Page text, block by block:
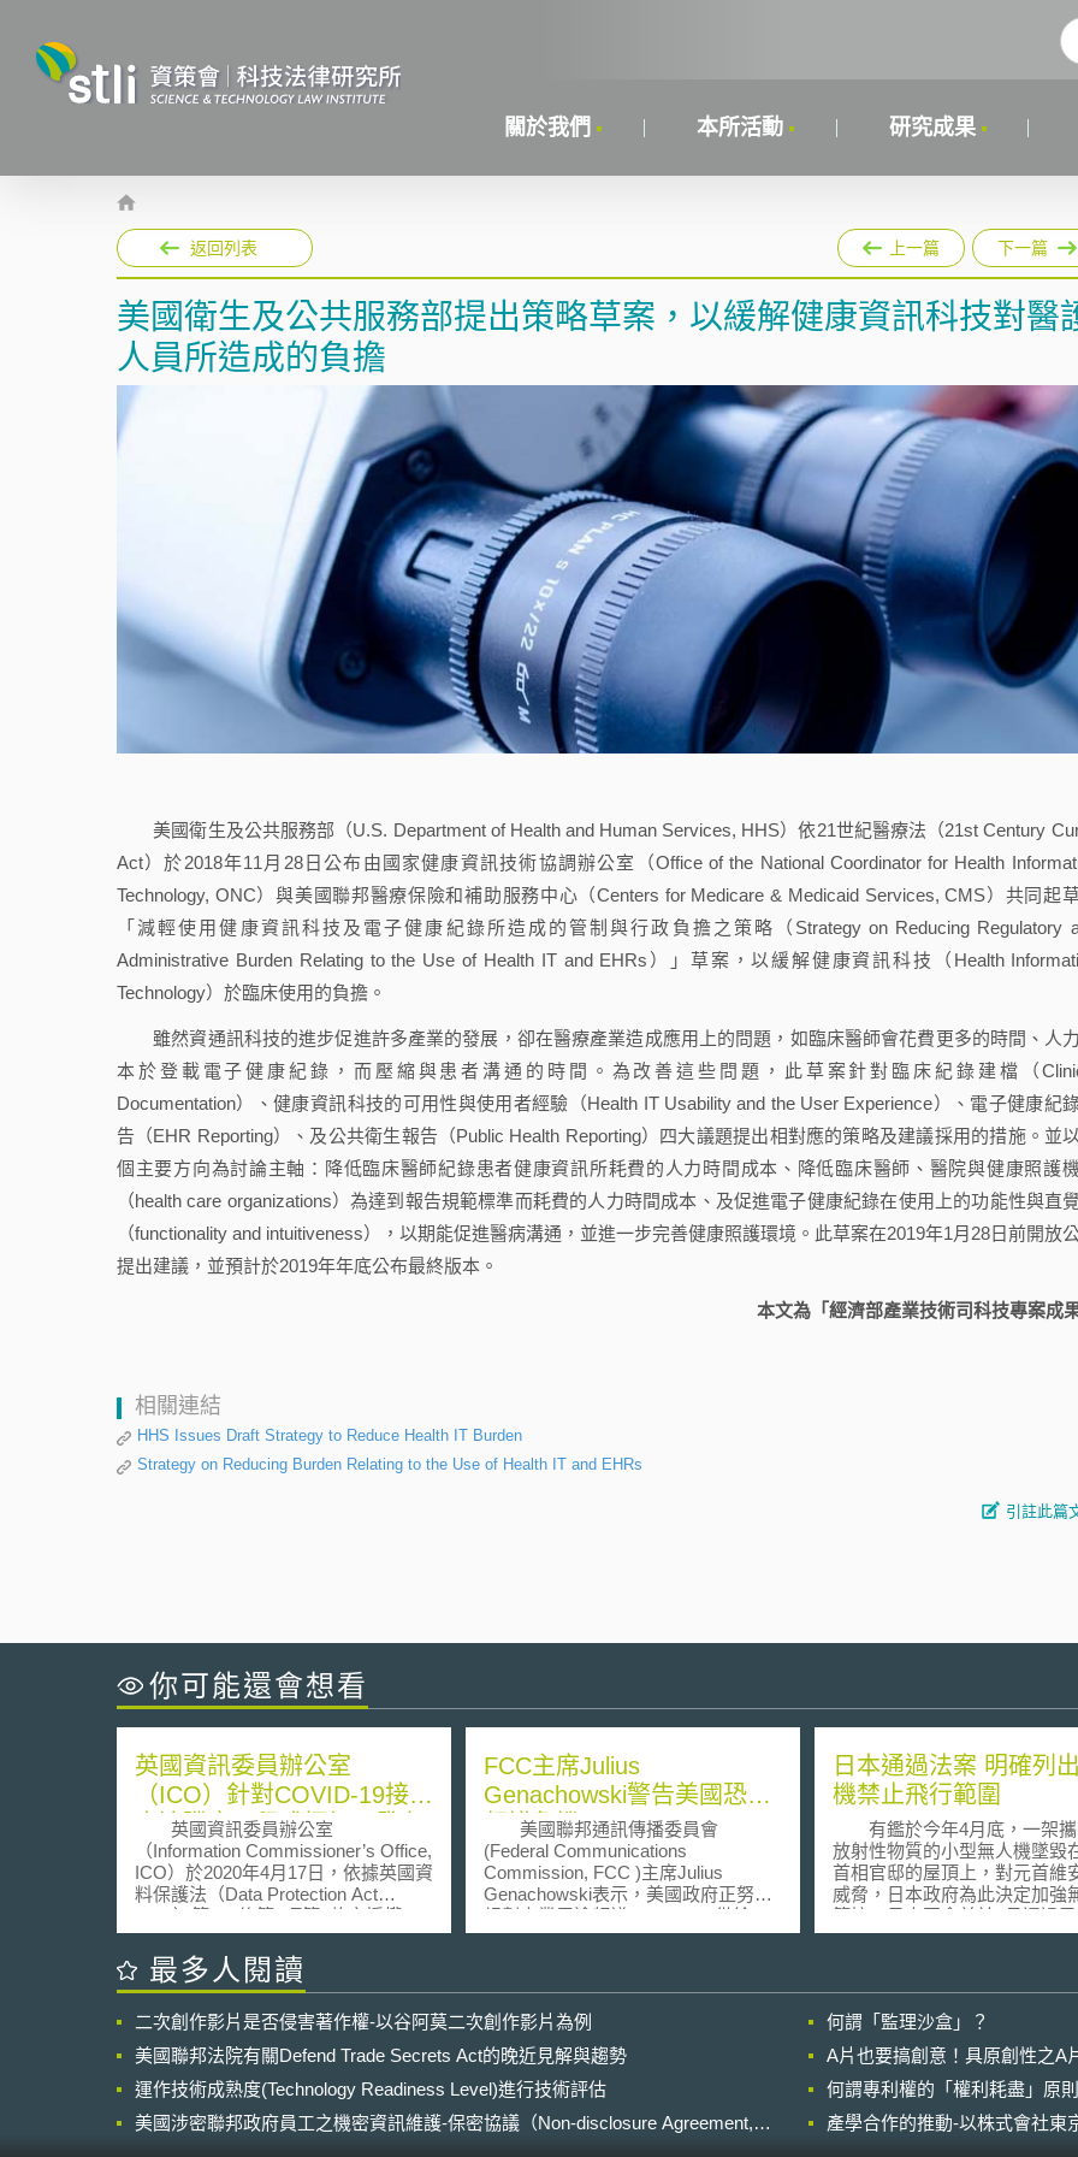
關於我們 本所活動 研究成果
返回列表 上一篇 下一篇
美國衛生及公共服務部提出策略草案，以緩解健康資訊科技對醫
人員所造成的負擔
美國衛生及公共服務部（U.S. Department of Health and Human Services, HHS）依21世紀醫療法（21st Century
Act）於2018年11月28日公布由國家健康資訊技術協調辦公室（Office of the National Coordinator for Health
Technology, ONC）與美國聯邦醫療保險和補助服務中心（Centers for Medicare & Medicaid Services, CMS）共同起
「減輕使用健康資訊科技及電子健康紀錄所造成的管制與行政負擔之策略（Strategy on Reducing Regulatory
Administrative Burden Relating to the Use of Health IT and EHRs）」草案，以緩解健康資訊科技（Health
Technology）於臨床使用的負擔。
雖然資通訊科技的進步促進許多產業的發展，卻在醫療產業造成應用上的問題，如臨床醫師會花費更多的時間、人
本於登載電子健康紀錄，而壓縮與患者溝通的時間。為改善這些問題，此草案針對臨床紀錄建檔（
Documentation）、健康資訊科技的可用性與使用者經驗（Health IT Usability and the User Experience）、電子健康紀
告（EHR Reporting）、及公共衛生報告（Public Health Reporting）四大議題提出相對應的策略及建議採用的措施。並
個主要方向為討論主軸：降低臨床醫師紀錄患者健康資訊所耗費的人力時間成本、降低臨床醫師、醫院與健康照護
（health care organizations）為達到報告規範標準而耗費的人力時間成本、及促進電子健康紀錄在使用上的功能性與直
（functionality and intuitiveness），以期能促進醫病溝通，並進一步完善健康照護環境。此草案在2019年1月28日前開放
提出建議，並預計於2019年年底公布最終版本。
本文為「經濟部產業技術司科技專案成果
相關連結
HHS Issues Draft Strategy to Reduce Health IT Burden
Strategy on Reducing Burden Relating to the Use of Health IT and EHRs
引註此篇
你可能還會想看
英國資訊委員辦公室
（ICO）針對COVID-19接觸
史追蹤應用程式框架，發布
意見報告
英國資訊委員辦公室
（Information Commissioner’s Office,
ICO）於2020年4月17日，依據英國資
料保護法（Data Protection Act
2018）第115條第3項第b款之授權，
針對2020年4月10日Apple和Google因
應COVID-19疫情發表之「接觸史追
蹤應用程式框架」（Contacting
見報告。報告認為，由於CTF具備以
下三大特性：（1）不會在裝置間交換
個人資料，如帳戶資訊或使用者名
稱；（2）配對過程僅在裝置本身進
行，並不會有如應用程式伺服器之第
三方介入；（3）不需要地理位置資訊
FCC主席Julius
Genachowski警告美國恐有
頻譜危機
美國聯邦通訊傳播委員會
(Federal Communications
Commission, FCC )主席Julius
Genachowski表示，美國政府正努力
規劃商業用途頻譜(spectrum)供給
量，以滿足通訊科技服務發展需求。
FCC已藉頻譜拍賣釋出不少頻譜，且
2009年6月全美廣電數位化後(DSO)，
一定要件開放業者毋須取得頻譜執照
便可使用所謂的「閒置頻譜」
(interleaved/white space)，但是頻譜
匱乏的問題仍無法解決。 對此，
日本通過法案 明確列
機禁止飛行範圍
有鑑於今年4月底，一架攜
放射性物質的小型無人機墜毀
首相官邸的屋頂上，對元首維
威脅，日本政府為此決定加強
管控。日本國會並於9月通過民
法（Civil Aeronautics Law）
發生而利用無人機進行救援、
動不在規範範圍。 法案主要修正
內容為，特定空域未經申請不
行，例如禁止無人機飛越人口
住宅區及機場周邊區域，人口
區，以每平方公里人口4,000
最多人閱讀
二次創作影片是否侵害著作權-以谷阿莫二次創作影片為例
何謂「監理沙盒」？
美國聯邦法院有關Defend Trade Secrets Act的晚近見解與趨勢
A片也要搞創意！具原創性之A
運作技術成熟度(Technology Readiness Level)進行技術評估
何謂專利權的「權利耗盡」原
美國涉密聯邦政府員工之機密資訊維護-保密協議（Non-disclosure Agreement,
產學合作的推動-以株式會社東